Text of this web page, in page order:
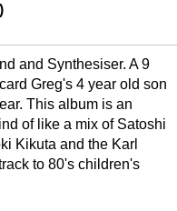
and Synthesiser. A 9
Greg's 4 year old son
This album is an
of like a mix of Satoshi
Kikuta and the Karl
to 80's children's